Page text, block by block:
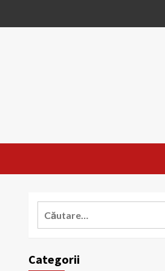
Categorii